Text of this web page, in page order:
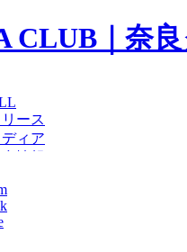
リース
ディア
ズ
ンコミュニティ
・育成
ムタウン